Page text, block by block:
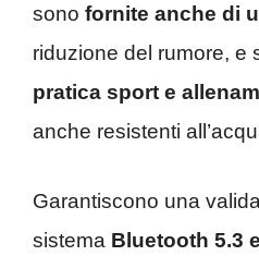
sono fornite anche di
riduzione del rumore, e
pratica sport e
anche resistenti
Garantiscono una
sistema Bluetooth 5.3 e